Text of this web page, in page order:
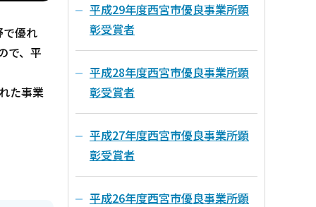
優れ
で、平
た事業
平成29年度西宮市優良事業所顕
彰受賞者
平成28年度西宮市優良事業所顕
彰受賞者
平成27年度西宮市優良事業所顕
彰受賞者
平成26年度西宮市優良事業所顕